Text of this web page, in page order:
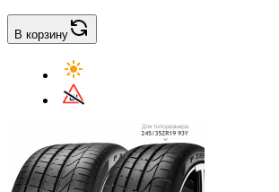
В корзину